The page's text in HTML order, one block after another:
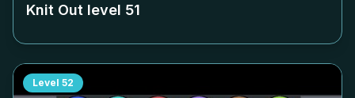
Knit Out level 51
Level 52